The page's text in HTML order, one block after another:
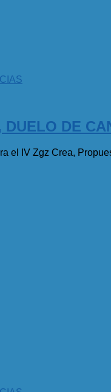
DUELO DE
el IV Zgz Crea,